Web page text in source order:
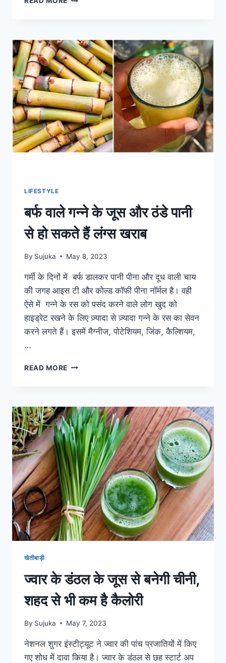
जाना
हुआ
आसान,
इन
जरूरी
बातों
का
रखें
ध्यान
LIFESTYLE
बर्फ वाले गन्ने के जूस और ठंडे पानी
से हो सकते हैं लंग्स खराब
By Sujuka May 8, 2023
गर्मी के दिनों में बर्फ डालकर पानी पीना और दूध वाली चाय
की जगह आइस टी और कोल्ड कॉफी पीना नॉर्मल है। वही
ऐसे में गन्ने के रस को पसंद करने वाले लोग खुद को
हाइड्रेट रखने के लिए ज़्यादा से ज़्यादा गन्ने के रस का सेवन
करने लगते हैं। इसमें मैग्नीज, पोटेशियम, जिंक, कैल्शियम,
…
READ MORE बर्फ
जूस
और
ठंडे
पानी
से
हो
सकते
हैं
लंग्स
खराब
खेतीबाड़ी
ज्वार के डंठल के जूस से बनेगी चीनी,
शहद से भी कम है कैलोरी
By Sujuka May 7, 2023
नेशनल शुगर इंस्टीट्यूट ने ज्वार की पांच प्रजातियों में किए
गए शोध में दावा किया है। ज्वार के डंठल से छह स्टार्ट अप